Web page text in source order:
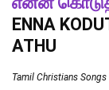
ENNA
ATHU
Tamil Christians Songs